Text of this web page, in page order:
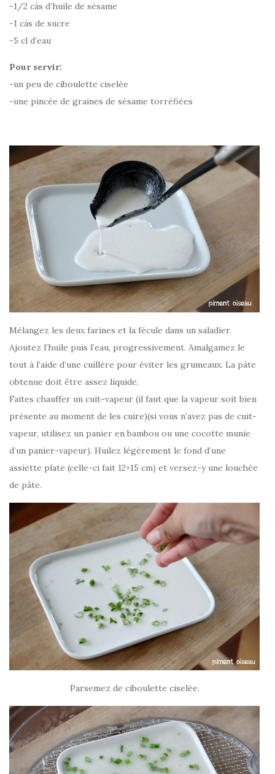
-1/2 càs d’huile de sésame
-1 càs de sucre
-5 cl d’eau
Pour servir:
-un peu de ciboulette ciselée
-une pincée de graines de sésame torréfiées
Mélangez les deux farines et la fécule dans un saladier.
Ajoutez l’huile puis l’eau, progressivement. Amalgamez le
tout à l’aide d’une cuillère pour éviter les grumeaux. La pâte
obtenue doit être assez liquide.
Faites chauffer un cuit-vapeur (il faut que la vapeur soit bien
présente au moment de les cuire)(si vous n’avez pas de cuit-
vapeur, utilisez un panier en bambou ou une cocotte munie
d’un panier-vapeur). Huilez légèrement le fond d’une
assiette plate (celle-ci fait 12×15 cm) et versez-y une louchée
de pâte.
Parsemez de ciboulette ciselée.